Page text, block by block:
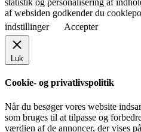
statistik og personalisering af
af websiden godkender du
indstillinger
Accepter
Luk
Cookie- og privatlivspolitik
Når du besøger vores website
som bruges til at tilpasse og
værdien af de annoncer, der vises